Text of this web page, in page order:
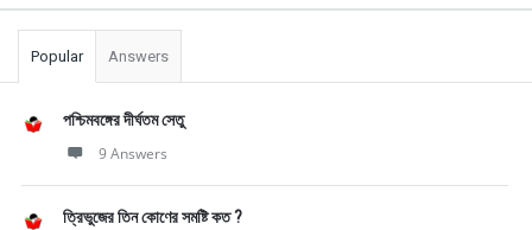
Popular Answers
পশ্চিমবঙ্গের দীর্ঘতম সেতু
9 Answers
ত্রিভুজের তিন কোণের সমষ্টি কত ?